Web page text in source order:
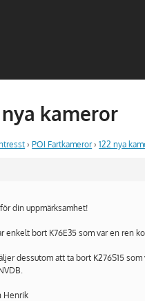
nya kameror
› POI Fartkameror › 122 nya
din uppmärksamhet!
enkelt bort K76E35 som var en ren
dessutom att ta bort K276S15
Henrik